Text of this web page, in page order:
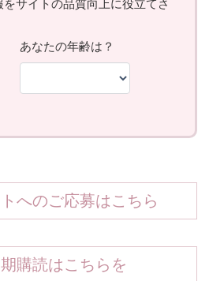
へのご応募はこちら
購読はこちらを